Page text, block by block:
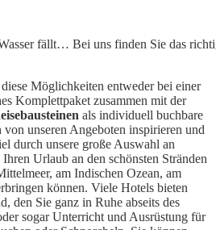
fällt… Bei uns finden Sie das
Möglichkeiten entweder bei einer
Komplettpaket zusammen mit der
als individuell buchbare
unseren Angeboten inspirieren und
durch unsere große Auswahl an
Urlaub an den schönsten Stränden
am Indischen Ozean, am
können. Viele Hotels bieten
den Sie ganz in Ruhe abseits des
sogar Unterricht und Ausrüstung für